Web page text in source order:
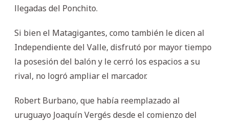
llegadas del Ponchito.
Si bien el Matagigantes, como también le dicen al
Independiente del Valle, disfrutó por mayor tiempo
la posesión del balón y le cerró los espacios a su
rival, no logró ampliar el marcador.
Robert Burbano, que había reemplazado al
uruguayo Joaquín Vergés desde el comienzo del